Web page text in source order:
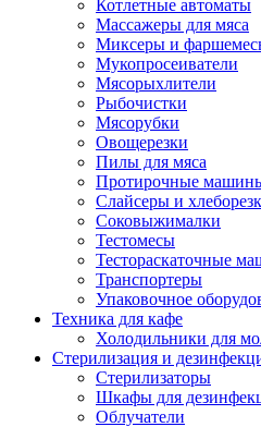
Котлетные автоматы
Массажеры для мяса
Миксеры и
Мукопросеиватели
Мясорыхлители
Рыбочистки
Мясорубки
Овощерезки
Пилы для мяса
Протирочные
Слайсеры и
Соковыжималки
Тестомесы
Тестораскаточные
Транспортеры
Упаковочное
Техника для кафе
Холодильники для
Стерилизация и
Стерилизаторы
Шкафы для
Облучатели